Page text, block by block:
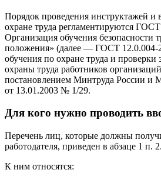
Порядок проведения инструктажей и
охране труда регламентируются
Организация обучения безопасности
положения» (далее — ГОСТ 12.0.004-
обучения по охране труда и проверки
охраны труда работников
постановлением Минтруда России и
от 13.01.2003 № 1/29.
Для кого нужно проводить
Перечень лиц, которые должны
работодателя, приведен в абзаце 1 п.
К ним относятся: